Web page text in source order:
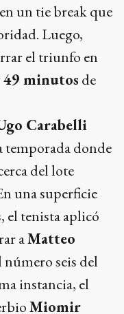
un tie break que
Luego,
el triunfo en
minutos de
Carabelli
temporada donde
del lote
una superficie
el tenista aplicó
aMatteo
número seis del
instancia, el
Miomir